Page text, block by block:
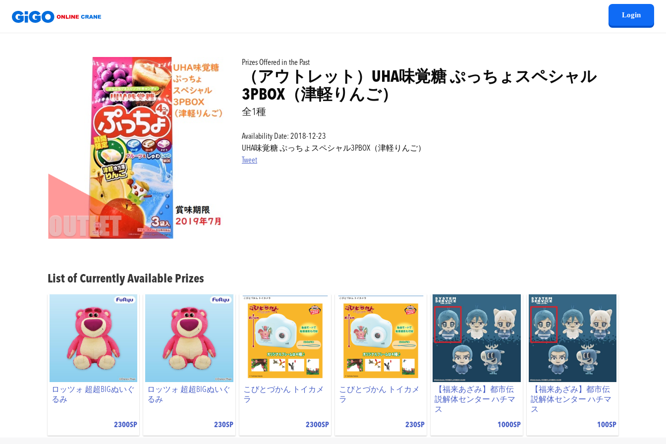
Login
Prizes Offered in the Past
（アウトレット）UHA味覚糖 ぷっちょスペシャル
3PBOX（津軽りんご）
全1種
Availability Date: 2018-12-23
UHA味覚糖 ぷっちょスペシャル3PBOX（津軽りんご）
Tweet
List of Currently Available Prizes
ロッツォ 超超BIGぬいぐ
るみ
2300SP
ロッツォ 超超BIGぬいぐ
るみ
230SP
こびとづかん トイカメ
ラ
2300SP
こびとづかん トイカメ
ラ
230SP
【福来あざみ】都市伝
説解体センター ハチマ
ス
1000SP
【福来あざみ】都市伝
説解体センター ハチマ
ス
100SP